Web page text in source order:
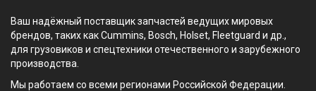
Ваш надёжный поставщик запчастей ведущих мировых
брендов, таких как Cummins, Bosch, Holset, Fleetguard и др.,
для грузовиков и спецтехники отечественного и зарубежного
производства.
Мы работаем со всеми регионами Российской Федерации.